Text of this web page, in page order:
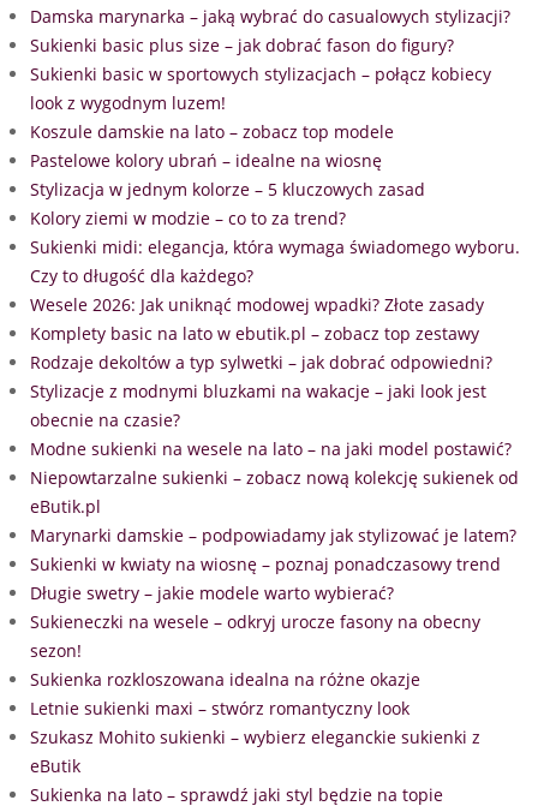
Damska marynarka – jaką wybrać do casualowych stylizacji?
Sukienki basic plus size – jak dobrać fason do figury?
Sukienki basic w sportowych stylizacjach – połącz kobiecy
look z wygodnym luzem!
Koszule damskie na lato – zobacz top modele
Pastelowe kolory ubrań – idealne na wiosnę
Stylizacja w jednym kolorze – 5 kluczowych zasad
Kolory ziemi w modzie – co to za trend?
Sukienki midi: elegancja, która wymaga świadomego wyboru.
Czy to długość dla każdego?
Wesele 2026: Jak uniknąć modowej wpadki? Złote zasady
Komplety basic na lato w ebutik.pl – zobacz top zestawy
Rodzaje dekoltów a typ sylwetki – jak dobrać odpowiedni?
Stylizacje z modnymi bluzkami na wakacje – jaki look jest
obecnie na czasie?
Modne sukienki na wesele na lato – na jaki model postawić?
Niepowtarzalne sukienki – zobacz nową kolekcję sukienek od
eButik.pl
Marynarki damskie – podpowiadamy jak stylizować je latem?
Sukienki w kwiaty na wiosnę – poznaj ponadczasowy trend
Długie swetry – jakie modele warto wybierać?
Sukieneczki na wesele – odkryj urocze fasony na obecny
sezon!
Sukienka rozkloszowana idealna na różne okazje
Letnie sukienki maxi – stwórz romantyczny look
Szukasz Mohito sukienki – wybierz eleganckie sukienki z
eButik
Sukienka na lato – sprawdź jaki styl będzie na topie